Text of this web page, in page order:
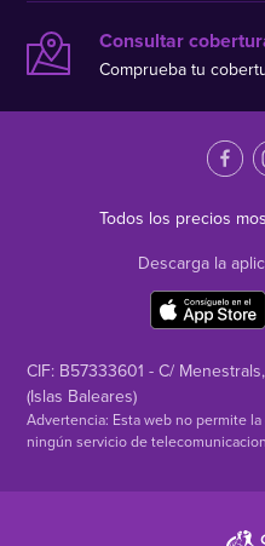
Consultar
Comprueba tu
Todos los precios
Descarga la
CIF: B57333601 - C/
(Islas Baleares)
Advertencia: Esta web no permite
ningún servicio de